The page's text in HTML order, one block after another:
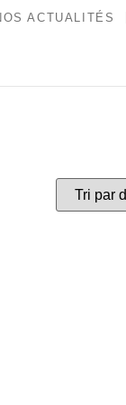
ACTUALITÉS